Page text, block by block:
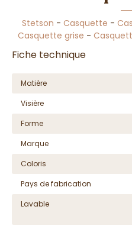
Stetson - Casquette -
Casquette grise -
Fiche technique
Matière
Visière
Forme
Marque
Coloris
Pays de fabrication
Lavable